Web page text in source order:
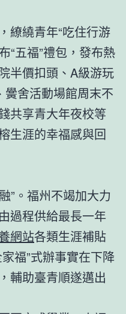
繚繞青年“吃住行游
“五福”禮包，發布熱
半價扣頭、A級游玩
黌舍活動場館周末不
共享青大年夜校等
生涯的幸福感與回
”。福州不竭加大力
過程供給最長一年
網站各類生涯補貼
福”式辦事實在下降
輔助臺青順遂邁出